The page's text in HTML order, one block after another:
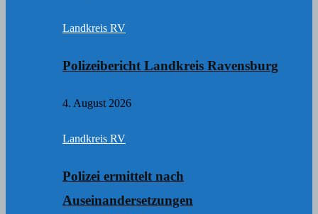
Landkreis RV
Polizeibericht Landkreis Ravensburg
4. August 2026
Landkreis RV
Polizei ermittelt nach
Auseinandersetzungen